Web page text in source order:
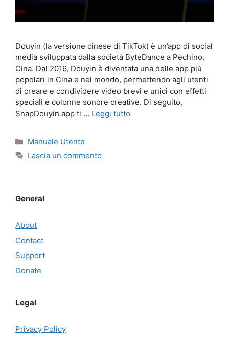
Douyin (la versione cinese di TikTok) è un’app di social
media sviluppata dalla società ByteDance a Pechino,
Cina. Dal 2016, Douyin è diventata una delle app più
popolari in Cina e nel mondo, permettendo agli utenti
di creare e condividere video brevi e unici con effetti
speciali e colonne sonore creative. Di seguito,
SnapDouyin.app ti … Leggi tutto
Categorie
Manuale Utente
Lascia un commento
General
About
Contact
Support
Donate
Legal
Privacy Policy